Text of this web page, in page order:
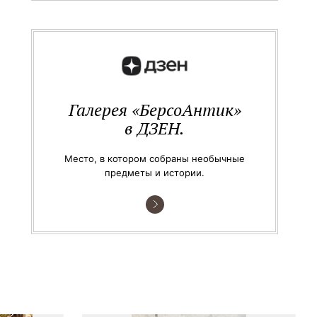
Галерея «БерсоАнтик»
в ДЗЕН.
Место, в котором собраны необычные
предметы и истории.